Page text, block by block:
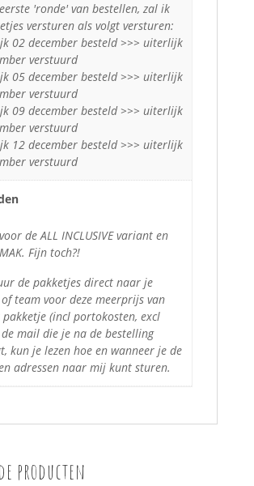
'ronde' van bestellen, zal ik
versturen als volgt versturen:
02 december besteld >>> uiterlijk
verstuurd
05 december besteld >>> uiterlijk
verstuurd
09 december besteld >>> uiterlijk
verstuurd
12 december besteld >>> uiterlijk
verstuurd
de ALL INCLUSIVE variant en
Fijn toch?!
de pakketjes direct naar je
team voor deze meerprijs van
(incl portokosten, excl
mail die je na de bestelling
kun je lezen hoe en wanneer je de
adressen naar mij kunt sturen.
producten